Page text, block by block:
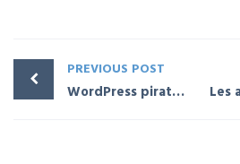
PREVIOUS POST
WordPress piraté : quelques étapes à respecter